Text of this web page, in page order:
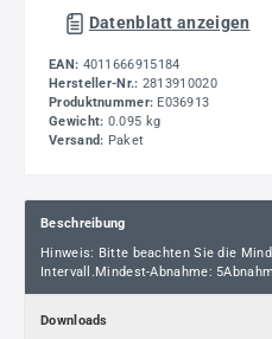
Datenblatt anzeigen
EAN: 4011666915184
Hersteller-Nr.: 2813910020
Produktnummer: E036913
Gewicht: 0.095 kg
Versand: Paket
Beschreibung
Hinweis: Bitte beachten Sie die
Intervall.Mindest-Abnahme:
Downloads